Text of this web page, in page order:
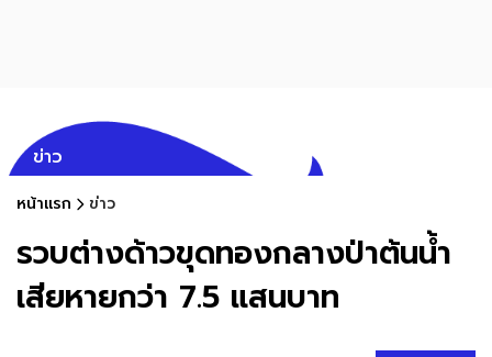
ข่าว
หน้าแรก ข่าว
รวบต่างด้าวขุดทองกลางป่าต้นน้ำ
เสียหายกว่า 7.5 แสนบาท